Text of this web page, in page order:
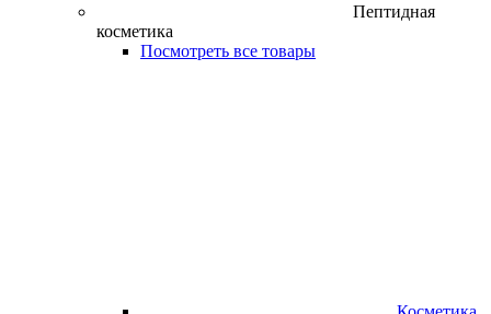
Пептидная
косметика
Посмотреть все товары